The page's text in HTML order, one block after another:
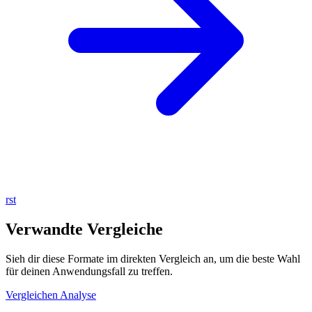
rst
Verwandte Vergleiche
Sieh dir diese Formate im direkten Vergleich an, um die beste Wahl
für deinen Anwendungsfall zu treffen.
Vergleichen Analyse